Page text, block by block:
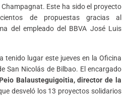
Este ha sido el proyecto
de propuestas gracias al
del empleado del BBVA José Luis
tenido lugar este jueves en la Oficina
San Nicolás de Bilbao. El encargado
Peio Balausteguigoitia, director de la
desveló los 13 proyectos solidarios